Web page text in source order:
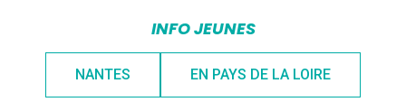
INFO JEUNES
NANTES EN PAYS DE LA LOIRE